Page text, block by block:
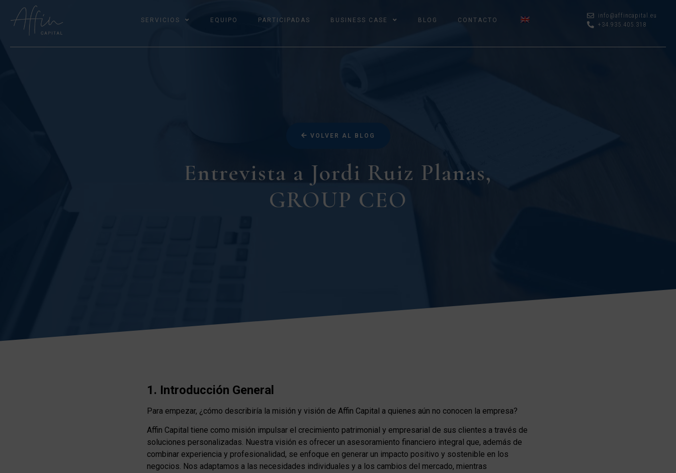
SERVICIOS EQUIPO PARTICIPADAS BUSINESS CASE BLOG CONTACTO
info@affincapital.eu
+34.935.405.318
VOLVER AL BLOG
Entrevista a Jordi Ruiz Planas,
GROUP CEO
1. Introducción General
Para empezar, ¿cómo describiría la misión y visión de Affin Capital a quienes aún no conocen la empresa?
Affin Capital tiene como misión impulsar el crecimiento patrimonial y empresarial de sus clientes a través de
soluciones personalizadas. Nuestra visión es ofrecer un asesoramiento financiero integral que, además de
combinar experiencia y profesionalidad, se enfoque en generar un impacto positivo y sostenible en los
negocios. Nos adaptamos a las necesidades individuales y a los cambios del mercado, mientras